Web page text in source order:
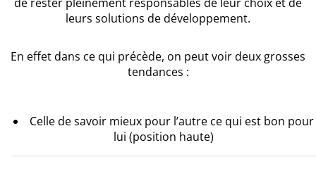
leurs solutions de développement.
En effet dans ce qui précède, on peut voir deux grosses
tendances :
Celle de savoir mieux pour l’autre ce qui est bon pour
lui (position haute)